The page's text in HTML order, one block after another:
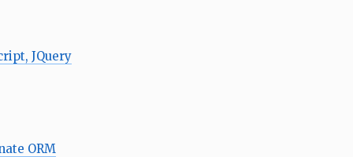
JQuery
ORM